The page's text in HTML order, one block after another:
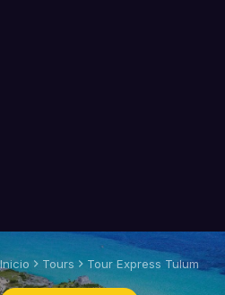
Inicio Tours Tour Express Tulum